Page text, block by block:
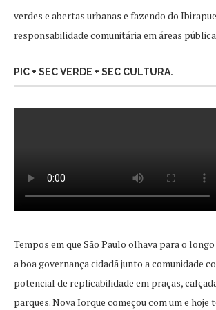
verdes e abertas urbanas e fazendo do
responsabilidade comunitária em áreas
PIC + SEC VERDE + SEC CULTURA.
Tempos em que São Paulo olhava para o
a boa governança cidadã junto a comunidade
potencial de replicabilidade em praças,
parques. Nova Iorque começou com um e hoje